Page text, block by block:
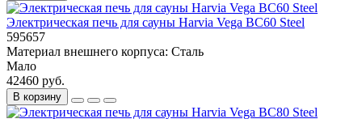
Электрическая печь для сауны Harvia Vega BC60 Steel
595657
Материал внешнего корпуса: Сталь
Мало
42460 руб.
В корзину